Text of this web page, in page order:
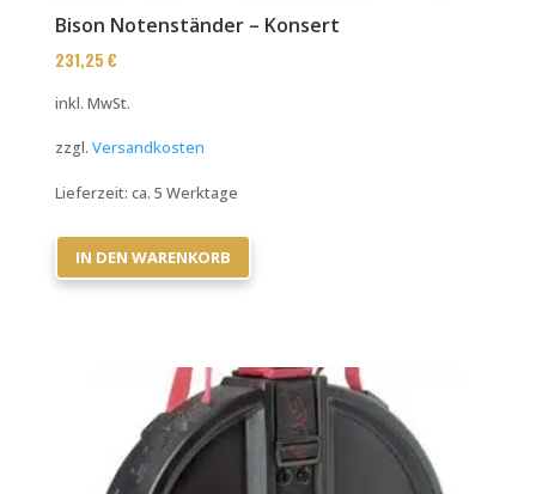
Bison Notenständer – Konsert
231,25€
inkl. MwSt.
zzgl.Versandkosten
Lieferzeit:ca. 5 Werktage
IN DEN WARENKORB